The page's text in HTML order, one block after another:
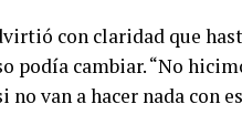
con claridad que
podía cambiar. “No
no van a hacer nada con